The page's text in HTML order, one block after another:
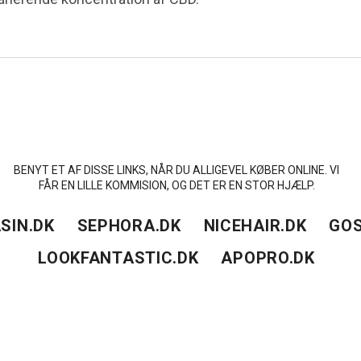
BENYT ET AF DISSE LINKS, NÅR DU ALLIGEVEL KØBER ONLINE. VI
FÅR EN LILLE KOMMISION, OG DET ER EN STOR HJÆLP.
SEPHORA.DK NICEHAIR.DK
LOOKFANTASTIC.DK
APOPRO.DK